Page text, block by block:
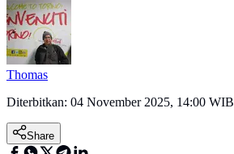
Thomas
Diterbitkan: 04 November 2025, 14:00 WIB
Share